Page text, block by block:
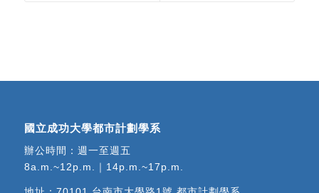
國立成功大學都市計劃學系
辦公時間：週一至週五
8a.m.~12p.m.｜14p.m.~17p.m.